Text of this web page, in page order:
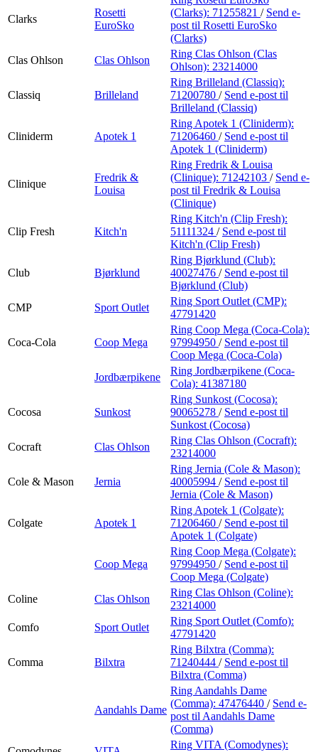
Clarks
Rosetti
EuroSko
(Clarks): 71255821 / Send e-
post til Rosetti EuroSko
(Clarks)
Clas Ohlson
Clas Ohlson
Ring Clas Ohlson (Clas
Ohlson): 23214000
Classiq Brilleland
Ring Brilleland (Classiq):
71200780 / Send e-post til
Brilleland (Classiq)
Cliniderm Apotek 1
Ring Apotek 1 (Cliniderm):
71206460 / Send e-post til
Apotek 1 (Cliniderm)
Clinique
Fredrik &
Louisa
Ring Fredrik & Louisa
(Clinique): 71242103 / Send e-
post til Fredrik & Louisa
(Clinique)
Clip Fresh Kitch'n
Ring Kitch'n (Clip Fresh):
51111324 / Send e-post til
Kitch'n (Clip Fresh)
Club Bjørklund
Ring Bjørklund (Club):
40027476 / Send e-post til
Bjørklund (Club)
CMP
Sport Outlet
Ring Sport Outlet (CMP):
47791420
Coca-Cola Coop Mega
Ring Coop Mega (Coca-Cola):
97994950 / Send e-post til
Coop Mega (Coca-Cola)
Jordbærpikene
Ring Jordbærpikene (Coca-
Cola): 41387180
Cocosa Sunkost
Ring Sunkost (Cocosa):
90065278 / Send e-post til
Sunkost (Cocosa)
Cocraft
Clas Ohlson
Ring Clas Ohlson (Cocraft):
23214000
Cole & Mason Jernia
Ring Jernia (Cole & Mason):
40005994 / Send e-post til
Jernia (Cole & Mason)
Colgate Apotek 1
Ring Apotek 1 (Colgate):
71206460 / Send e-post til
Apotek 1 (Colgate)
Coop Mega
Ring Coop Mega (Colgate):
97994950 / Send e-post til
Coop Mega (Colgate)
Coline
Clas Ohlson
Ring Clas Ohlson (Coline):
23214000
Comfo
Sport Outlet
Ring Sport Outlet (Comfo):
47791420
Comma Bilxtra
Ring Bilxtra (Comma):
71240444 / Send e-post til
Bilxtra (Comma)
Aandahls Dame
Ring Aandahls Dame
(Comma): 47476440 / Send e-
post til Aandahls Dame
(Comma)
Ring VITA (Comodynes):